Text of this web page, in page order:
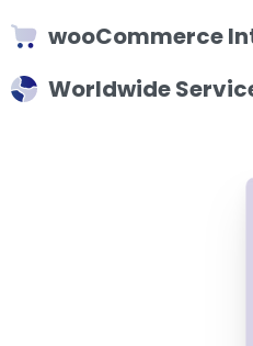
wooCommerce
Worldwide